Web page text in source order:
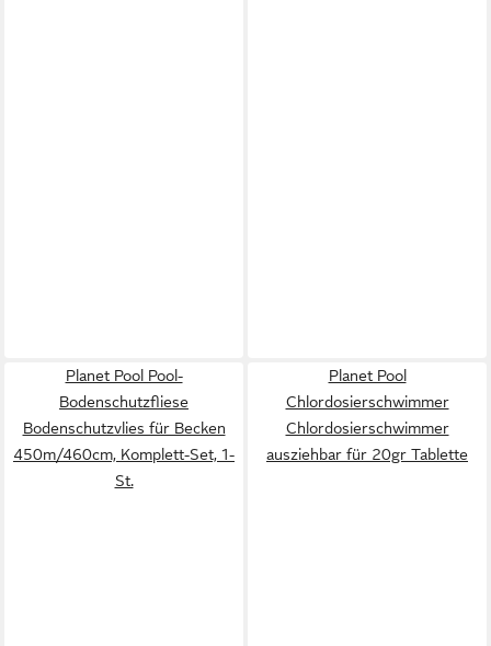
Planet Pool Pool-
Bodenschutzfliese
Bodenschutzvlies für Becken
450m/460cm, Komplett-Set, 1-
St.
Planet Pool
Chlordosierschwimmer
Chlordosierschwimmer
ausziehbar für 20gr Tablette